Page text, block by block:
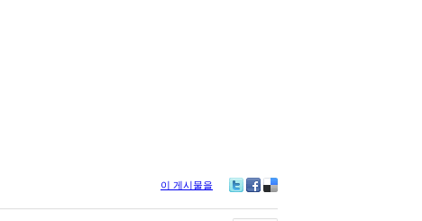
이 게시물을